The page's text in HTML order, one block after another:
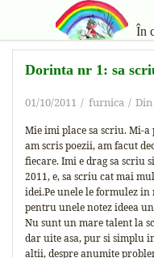
În
Dorinta nr 1: sa
01/10/2011 furnica
Mie imi place sa scriu. Mi-
am scris poezii, am facut
fiecare. Imi e drag sa scriu
2011, e, sa scriu cat mai
idei.Pe unele le formulez
pentru unele notez ideea
Nu sunt un mare talent la
dar uite asa, pur si simplu
altii, despre anumite